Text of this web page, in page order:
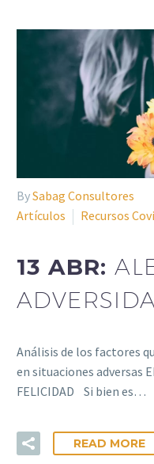
BySabag Consultores
Artículos
Recursos
13 ABR:
Análisis de los factores
en situaciones adversas
FELICIDAD Si bien es…
READ MORE